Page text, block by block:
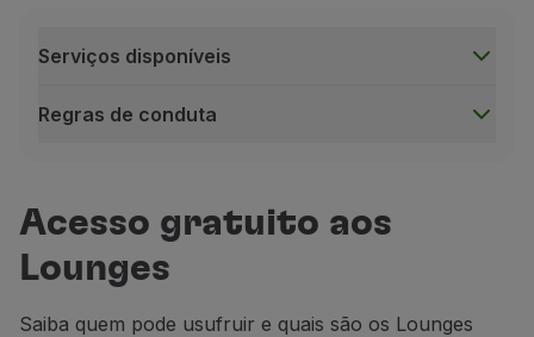
Serviços disponíveis
Regras de conduta
Acesso gratuito aos
Lounges
Saiba quem pode usufruir e quais são os Lounges